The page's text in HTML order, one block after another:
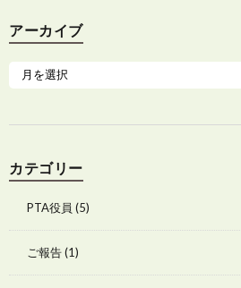
アーカイブ
カテゴリー
PTA役員 (5)
ご報告(1)